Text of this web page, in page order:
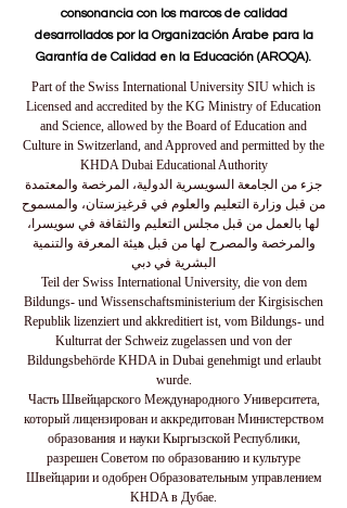
consonancia con los marcos de calidad
desarrollados por la Organización Árabe para la
Garantía de Calidad en la Educación (AROQA).
Part of the Swiss International University SIU which is
Licensed and accredited by the KG Ministry of Education
and Science, allowed by the Board of Education and
Culture in Switzerland, and Approved and permitted by the
KHDA Dubai Educational Authority
جزء من الجامعة السويسرية الدولية، المرخصة والمعتمدة
من قبل وزارة التعليم والعلوم في قرغيزستان، والمسموح
لها بالعمل من قبل مجلس التعليم والثقافة في سويسرا،
والمرخصة والمصرح لها من قبل هيئة المعرفة والتنمية
البشرية في دبي
Teil der Swiss International University, die von dem
Bildungs- und Wissenschaftsministerium der Kirgisischen
Republik lizenziert und akkreditiert ist, vom Bildungs- und
Kulturrat der Schweiz zugelassen und von der
Bildungsbehörde KHDA in Dubai genehmigt und erlaubt
wurde.
Часть Швейцарского Международного Университета,
который лицензирован и аккредитован Министерством
образования и науки Кыргызской Республики,
разрешен Советом по образованию и культуре
Швейцарии и одобрен Образовательным управлением
KHDA в Дубае.